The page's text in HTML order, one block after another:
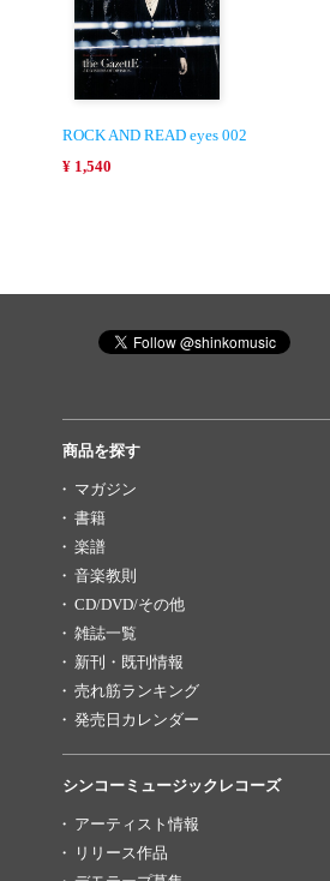
ROCK AND READ eyes 002
¥ 1,540
商品を探す
マガジン
書籍
楽譜
音楽教則
CD/DVD/その他
雑誌一覧
新刊・既刊情報
売れ筋ランキング
発売日カレンダー
シンコーミュージックレコーズ
アーティスト情報
リリース作品